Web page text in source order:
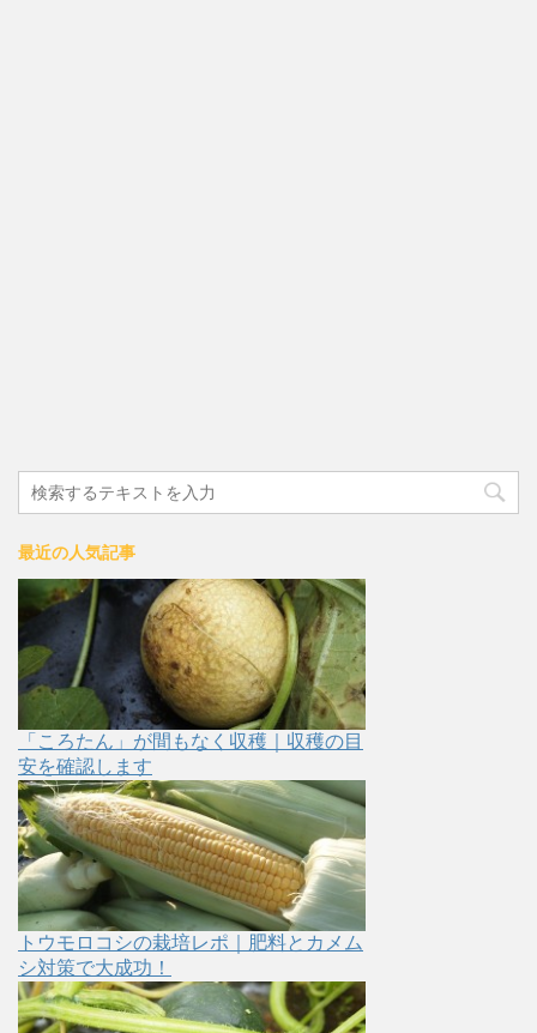
最近の人気記事
「ころたん」が間もなく収穫｜収穫の目
安を確認します
トウモロコシの栽培レポ｜肥料とカメム
シ対策で大成功！